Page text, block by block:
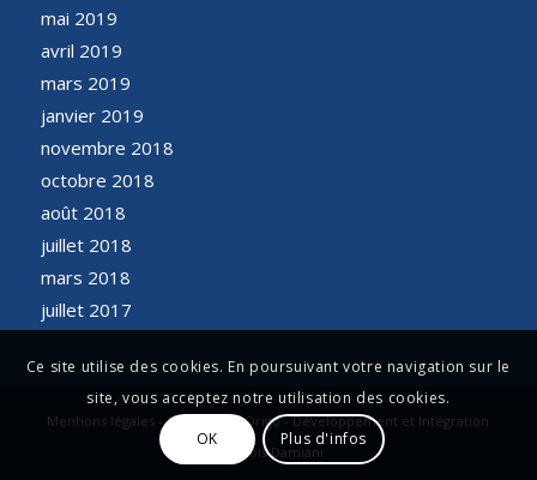
mai 2019
avril 2019
mars 2019
janvier 2019
novembre 2018
octobre 2018
août 2018
juillet 2018
mars 2018
juillet 2017
Mentions légales - Conception Origo - Développement et Intégration
François Damiani
Ce site utilise des cookies. En poursuivant votre navigation sur le
site, vous acceptez notre utilisation des cookies.
OK Plus d'infos